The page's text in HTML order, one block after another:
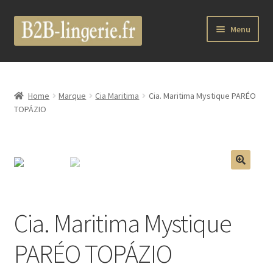
Aller
Aller
au
Menu
B2B Lingerie Site Officiel
menu
Wholesale Registration Page
Boutique
Luxury Lingerie
Femme
Home Marque Cia Maritima
Cia. Maritima Mystique PARÉO
TOPÁZIO
Cia. Maritima Mystique
PARÉO TOPÁZIO